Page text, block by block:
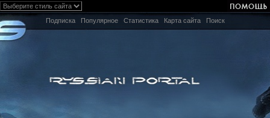
Подписка Популярное Статистика Карта сайта Поиск